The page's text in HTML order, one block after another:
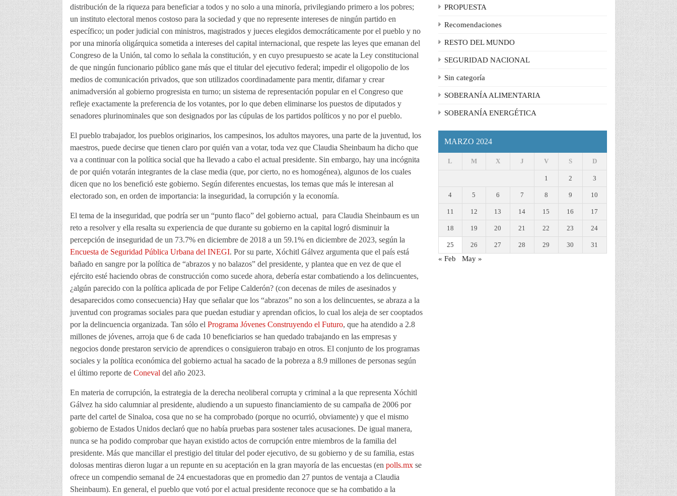
distribución de la riqueza para beneficiar a todos y no solo a una minoría, privilegiando primero a los pobres;
un instituto electoral menos costoso para la sociedad y que no represente intereses de ningún partido en
específico; un poder judicial con ministros, magistrados y jueces elegidos democráticamente por el pueblo y no
por una minoría oligárquica sometida a intereses del capital internacional, que respete las leyes que emanan del
Congreso de la Unión, tal como lo señala la constitución, y en cuyo presupuesto se acate la Ley constitucional
de que ningún funcionario público gane más que el titular del ejecutivo federal; impedir el oligopolio de los
medios de comunicación privados, que son utilizados coordinadamente para mentir, difamar y crear
animadversión al gobierno progresista en turno; un sistema de representación popular en el Congreso que
refleje exactamente la preferencia de los votantes, por lo que deben eliminarse los puestos de diputados y
senadores plurinominales que son designados por las cúpulas de los partidos políticos y no por el pueblo.
El pueblo trabajador, los pueblos originarios, los campesinos, los adultos mayores, una parte de la juventud, los
maestros, puede decirse que tienen claro por quién van a votar, toda vez que Claudia Sheinbaum ha dicho que
va a continuar con la política social que ha llevado a cabo el actual presidente. Sin embargo, hay una incógnita
de por quién votarán integrantes de la clase media (que, por cierto, no es homogénea), algunos de los cuales
dicen que no los benefició este gobierno. Según diferentes encuestas, los temas que más le interesan al
electorado son, en orden de importancia: la inseguridad, la corrupción y la economía.
El tema de la inseguridad, que podría ser un “punto flaco” del gobierno actual, para Claudia Sheinbaum es un
reto a resolver y ella resalta su experiencia de que durante su gobierno en la capital logró disminuir la
percepción de inseguridad de un 73.7% en diciembre de 2018 a un 59.1% en diciembre de 2023, según la
Encuesta de Seguridad Pública Urbana del INEGI. Por su parte, Xóchitl Gálvez argumenta que el país está
bañado en sangre por la política de “abrazos y no balazos” del presidente, y plantea que en vez de que el
ejército esté haciendo obras de construcción como sucede ahora, debería estar combatiendo a los delincuentes,
¿algún parecido con la política aplicada de por Felipe Calderón? (con decenas de miles de asesinados y
desaparecidos como consecuencia) Hay que señalar que los “abrazos” no son a los delincuentes, se abraza a la
juventud con programas sociales para que puedan estudiar y aprendan oficios, lo cual los aleja de ser cooptados
por la delincuencia organizada. Tan sólo el Programa Jóvenes Construyendo el Futuro, que ha atendido a 2.8
millones de jóvenes, arroja que 6 de cada 10 beneficiarios se han quedado trabajando en las empresas y
negocios donde prestaron servicio de aprendices o consiguieron trabajo en otros. El conjunto de los programas
sociales y la política económica del gobierno actual ha sacado de la pobreza a 8.9 millones de personas según
el último reporte de Coneval del año 2023.
En materia de corrupción, la estrategia de la derecha neoliberal corrupta y criminal a la que representa Xóchitl
Gálvez ha sido calumniar al presidente, aludiendo a un supuesto financiamiento de su campaña de 2006 por
parte del cartel de Sinaloa, cosa que no se ha comprobado (porque no ocurrió, obviamente) y que el mismo
gobierno de Estados Unidos declaró que no había pruebas para sostener tales acusaciones. De igual manera,
nunca se ha podido comprobar que hayan existido actos de corrupción entre miembros de la familia del
presidente. Más que mancillar el prestigio del titular del poder ejecutivo, de su gobierno y de su familia, estas
dolosas mentiras dieron lugar a un repunte en su aceptación en la gran mayoría de las encuestas (en polls.mxse
ofrece un compendio semanal de 24 encuestadoras que en promedio dan 27 puntos de ventaja a Claudia
Sheinbaum). En general, el pueblo que votó por el actual presidente reconoce que se ha combatido a la
PROPUESTA
Recomendaciones
RESTO DEL MUNDO
SEGURIDAD NACIONAL
Sin categoría
SOBERANÍA ALIMENTARIA
SOBERANÍA ENERGÉTICA
MARZO 2024
L M X J V S D
1 2 3
4 5 6 7 8 9 10
11 12 13 14 15 16 17
18 19 20 21 22 23 24
25 26 27 28 29 30 31
« Feb May »